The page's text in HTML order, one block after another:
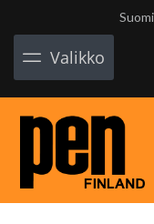
Suomi
Valikko